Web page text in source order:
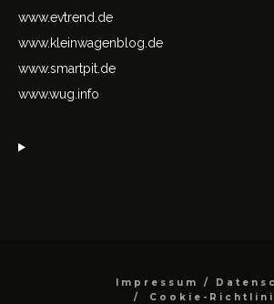
www.evtrend.de
www.kleinwagenblog.de
www.smartpit.de
www.wug.info
Impressum /
Cookie-